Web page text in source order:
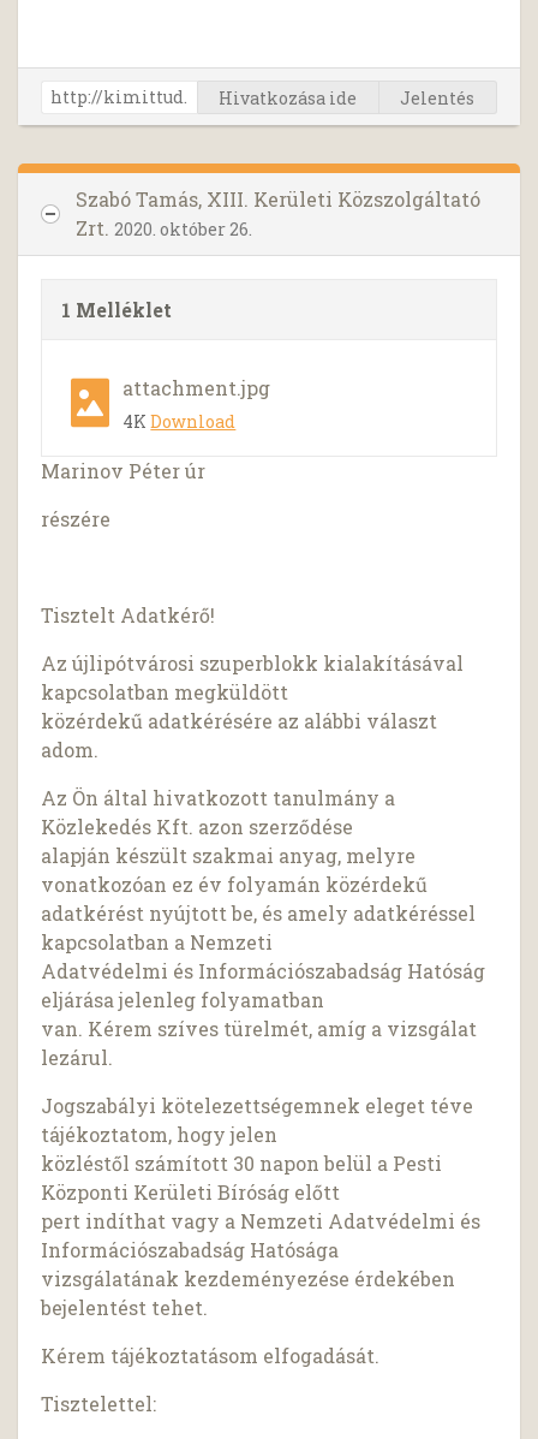
Hivatkozása ide Jelentés
Szabó Tamás, XIII. Kerületi Közszolgáltató
Zrt. 2020. október 26.
1 Melléklet
attachment.jpg
4KDownload
Marinov Péter úr
részére
Tisztelt Adatkérő!
Az újlipótvárosi szuperblokk kialakításával
kapcsolatban megküldött
közérdekű adatkérésére az alábbi választ
adom.
Az Ön által hivatkozott tanulmány a
Közlekedés Kft. azon szerződése
alapján készült szakmai anyag, melyre
vonatkozóan ez év folyamán közérdekű
adatkérést nyújtott be, és amely adatkéréssel
kapcsolatban a Nemzeti
Adatvédelmi és Információszabadság Hatóság
eljárása jelenleg folyamatban
van. Kérem szíves türelmét, amíg a vizsgálat
lezárul.
Jogszabályi kötelezettségemnek eleget téve
tájékoztatom, hogy jelen
közléstől számított 30 napon belül a Pesti
Központi Kerületi Bíróság előtt
pert indíthat vagy a Nemzeti Adatvédelmi és
Információszabadság Hatósága
vizsgálatának kezdeményezése érdekében
bejelentést tehet.
Kérem tájékoztatásom elfogadását.
Tisztelettel: